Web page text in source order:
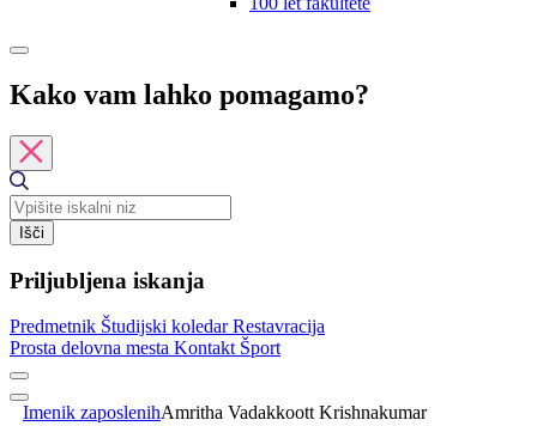
Kako vam lahko pomagamo?
Išči
Priljubljena iskanja
Predmetnik Študijski koledarRestavracija
Prosta delovna mesta Kontakt Šport
Imenik zaposlenihAmritha Vadakkoott Krishnakumar